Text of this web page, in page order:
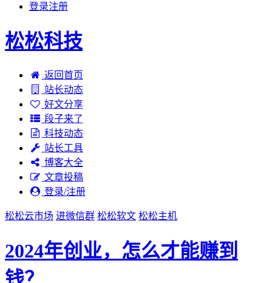
登录注册
松松科技
返回首页
站长动态
好文分享
段子来了
科技动态
站长工具
博客大全
文章投稿
登录/注册
松松云市场 进微信群 松松软文 松松主机
2024年创业，怎么才能赚到